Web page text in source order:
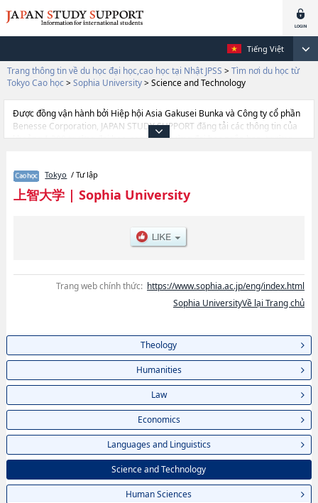
Tiếng Việt
Trang thông tin về du học đại học,cao học tại Nhật JPSS > Tìm nơi du học từ
Tokyo Cao học > Sophia University> Science and Technology
Được đồng vận hành bởi Hiệp hội Asia Gakusei Bunka và Công ty cổ phần
Benesse Corporation, JAPAN STUDY SUPPORT đăng tải các thông tin của
khoảng 1.300 trường đại học, cao học, trường đại học ngắn hạn, trường
thiết dành cho du học sinh, như là về các
TheologyhoặcHumanitieshoặcLawhoặcEconomicshoặcLanguages and
LinguisticshoặcScience and TechnologyhoặcHuman ScienceshoặcGlobal
thông tin về từng khoa nghiên cứu, thông tin liên quan đến thi tuyển như
số lượng tuyển sinh, số lượng trúng tuyển, cở sở trang thiết bị, hướng dẫn
Tokyo / Tư lập
上智大学| Sophia University
Trang web chính thức: https://www.sophia.ac.jp/eng/index.html
Sophia UniversityVề lại Trang chủ
Theology
Humanities
Law
Economics
Languages and Linguistics
Science and Technology
Human Sciences